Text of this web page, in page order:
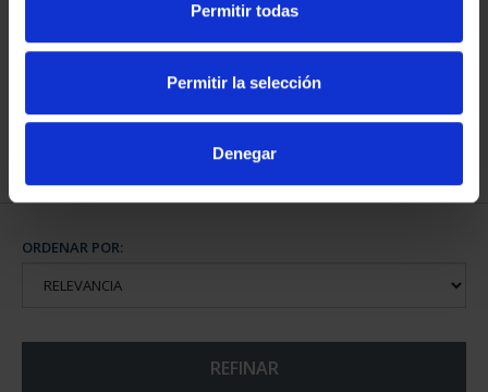
Permitir todas
Permitir la selección
Denegar
IBEROAMERICANA -
MONEDA ESPA...
IBEROAMERICANA
"CAPITALES"
ORDENAR POR:
REFINAR